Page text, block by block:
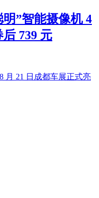
”智能摄像机 4
739 元